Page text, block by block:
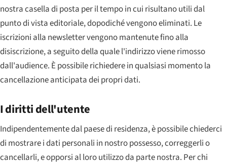
nostra casella di posta per il tempo in cui risultano utili dal
punto di vista editoriale, dopodiché vengono eliminati. Le
iscrizioni alla newsletter vengono mantenute fino alla
disiscrizione, a seguito della quale l'indirizzo viene rimosso
dall'audience. È possibile richiedere in qualsiasi momento la
cancellazione anticipata dei propri dati.
I diritti dell'utente
Indipendentemente dal paese di residenza, è possibile chiederci
di mostrare i dati personali in nostro possesso, correggerli o
cancellarli, e opporsi al loro utilizzo da parte nostra. Per chi